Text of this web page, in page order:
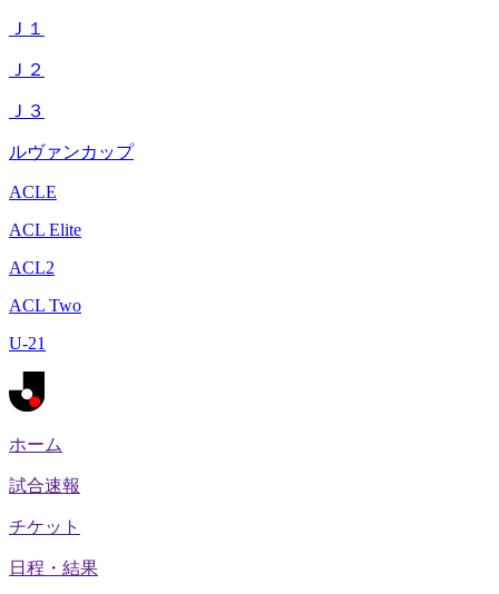
Ｊ１
Ｊ２
Ｊ３
ルヴァンカップ
ACLE
ACL Elite
ACL2
ACL Two
U-21
ホーム
試合速報
チケット
日程・結果